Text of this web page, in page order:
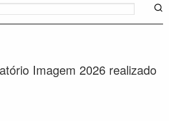
Imagem 2026 realizado